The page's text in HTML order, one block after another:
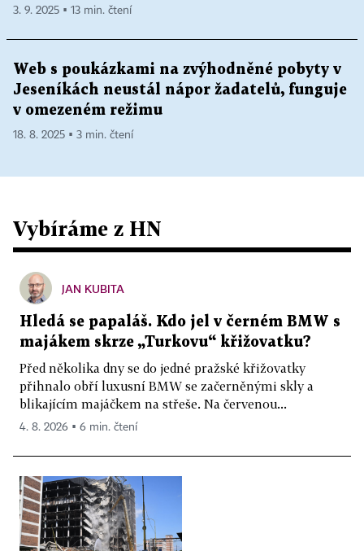
3. 9. 2025 ▪ 13 min. čtení
Web s poukázkami na zvýhodněné pobyty v
Jeseníkách neustál nápor žadatelů, funguje
v omezeném režimu
18. 8. 2025 ▪ 3 min. čtení
Vybíráme z HN
JAN KUBITA
Hledá se papaláš. Kdo jel v černém BMW s
majákem skrze „Turkovu“ křižovatku?
Před několika dny se do jedné pražské křižovatky
přihnalo obří luxusní BMW se začerněnými skly a
blikajícím majáčkem na střeše. Na červenou...
4. 8. 2026 ▪ 6 min. čtení